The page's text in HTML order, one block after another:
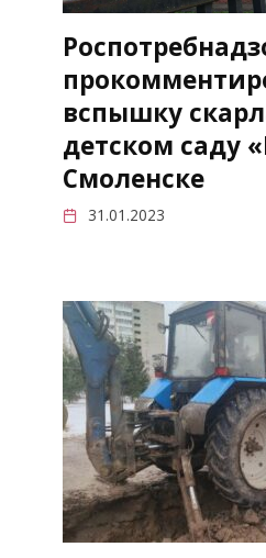
вспышку
детском саду
Смоленске
31.01.2023